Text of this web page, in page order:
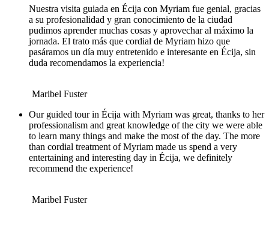
Nuestra visita guiada en Écija con Myriam fue genial, gracias
a su profesionalidad y gran conocimiento de la ciudad
pudimos aprender muchas cosas y aprovechar al máximo la
jornada. El trato más que cordial de Myriam hizo que
pasáramos un día muy entretenido e interesante en Écija, sin
duda recomendamos la experiencia!
Maribel Fuster
Our guided tour in Écija with Myriam was great, thanks to her
professionalism and great knowledge of the city we were able
to learn many things and make the most of the day. The more
than cordial treatment of Myriam made us spend a very
entertaining and interesting day in Écija, we definitely
recommend the experience!
Maribel Fuster